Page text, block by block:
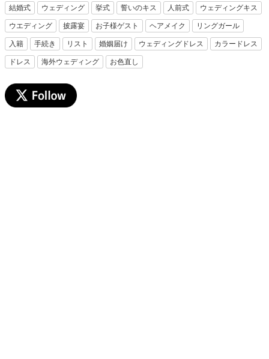
結婚式 ウェディング 挙式 誓いのキス 人前式 ウェディングキス
ウエディング 披露宴 お子様ゲスト ヘアメイク リングガール
入籍 手続き リスト 婚姻届け ウェディングドレス カラードレス
ドレス 海外ウェディング お色直し